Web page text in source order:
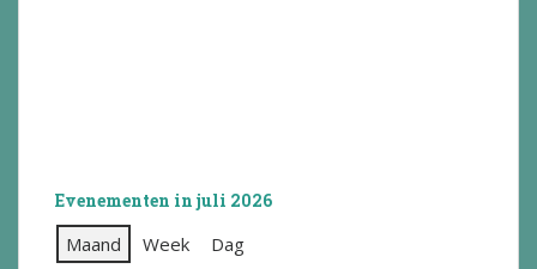
Evenementen in juli 2026
Maand Week Dag